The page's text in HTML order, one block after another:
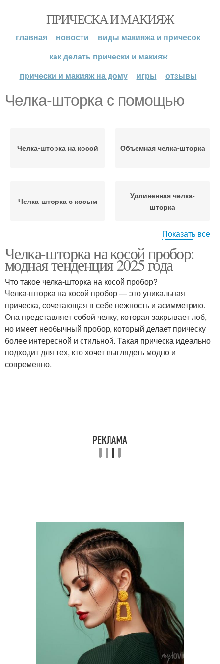
ПРИЧЕСКА И МАКИЯЖ
главная новости
виды макияжа и причесок
как делать прически и макияж
прически и макияж на дому
игры отзывы
Челка-шторка с помощью
Челка-шторка на косой Объемная челка-шторка
Челка-шторка с косым
Удлиненная челка-
шторка
волнистые волосы
Челка-шторка с
пробором
Модная челка-шторка
Показать все
Челка-шторка на косой пробор:
модная тенденция 2025 года
Что такое челка-шторка на косой пробор?
Челка-шторка на косой пробор — это уникальная
прическа, сочетающая в себе нежность и асимметрию.
Она представляет собой челку, которая закрывает лоб,
но имеет необычный пробор, который делает прическу
более интересной и стильной. Такая прическа идеально
подходит для тех, кто хочет выглядеть модно и
современно.